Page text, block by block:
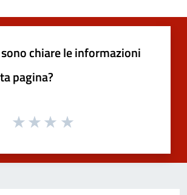
chiare le informazioni
pagina?